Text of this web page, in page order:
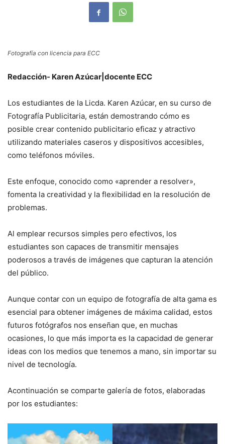
Fotografía con licencia para ECC
Redacción- Karen Azúcar|docente ECC
Los estudiantes de la Licda. Karen Azúcar, en su curso de
Fotografía Publicitaria, están demostrando cómo es
posible crear contenido publicitario eficaz y atractivo
utilizando materiales caseros y dispositivos accesibles,
como teléfonos móviles.
Este enfoque, conocido como «aprender a resolver»,
fomenta la creatividad y la flexibilidad en la resolución de
problemas.
Al emplear recursos simples pero efectivos, los
estudiantes son capaces de transmitir mensajes
poderosos a través de imágenes que capturan la atención
del público.
Aunque contar con un equipo de fotografía de alta gama es
esencial para obtener imágenes de máxima calidad, estos
futuros fotógrafos nos enseñan que, en muchas
ocasiones, lo que más importa es la capacidad de generar
ideas con los medios que tenemos a mano, sin importar su
nivel de tecnología.
Acontinuación se comparte galería de fotos, elaboradas
por los estudiantes: